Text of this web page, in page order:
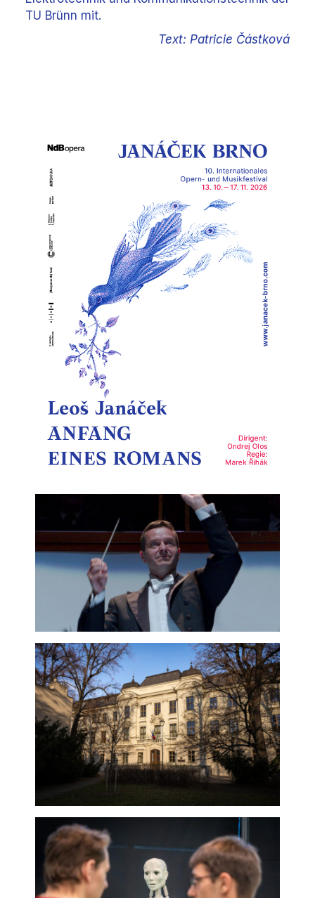
TU Brünn mit.
Text: Patricie Částková